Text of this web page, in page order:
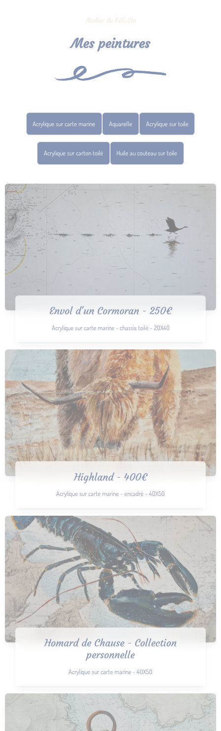
Atelier de Féli.Cie
Mes peintures
Acrylique sur carte marine Aquarelle Acrylique sur toile
Acrylique sur carton toilé Huile au couteau sur toile
Envol d'un Cormoran - 250€
Acrylique sur carte marine - chassis toilé - 20X40
Highland - 400€
Acrylique sur carte marine - encadré - 40X50
Homard de Chause - Collection
personnelle
Acrylique sur carte marine - 40X50